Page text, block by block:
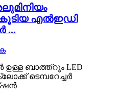
എൽഇഡി
...